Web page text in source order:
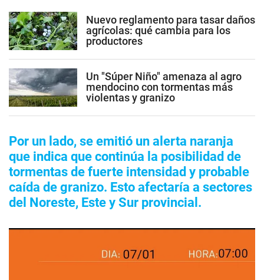
Nuevo reglamento para tasar daños
agrícolas: qué cambia para los
productores
Un "Súper Niño" amenaza al agro
mendocino con tormentas más
violentas y granizo
Por un lado, se emitió un alerta naranja
que indica que continúa la posibilidad de
tormentas de fuerte intensidad y probable
caída de granizo. Esto afectaría a sectores
del Noreste, Este y Sur provincial.